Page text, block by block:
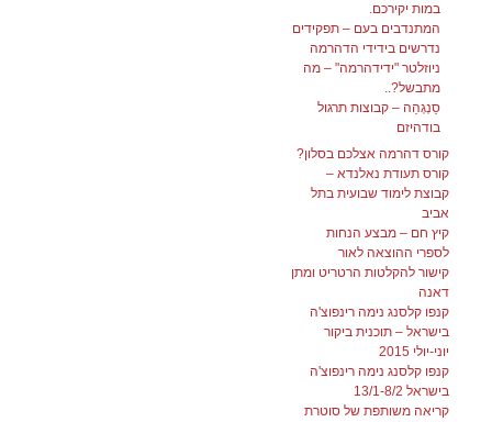
במות יקירכם.
המתנדבים בעם – תפקידים
נדרשים בידידי הדהרמה
ניוזלטר "ידידהרמה" – מה
מתבשל?..
סַנְגְהַה – קבוצות תרגול
בודהיזם
קורס דהרמה אצלכם בסלון?
קורס תעודת נאלנדא –
קבוצת לימוד שבועית בתל
אביב
קיץ חם – מבצע הנחות
לספרי ההוצאה לאור
קישור להקלטות הרטריט ומתן
דאנה
קנפו קלסנג נימה רינפוצ'ה
בישראל – תוכנית ביקור
יוני-יולי 2015
קנפו קלסנג נימה רינפוצ'ה
בישראל 13/1-8/2
קריאה משותפת של סוטרת